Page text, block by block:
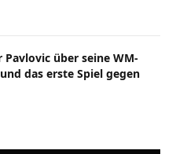
Pavlovic über seine WM-
das erste Spiel gegen